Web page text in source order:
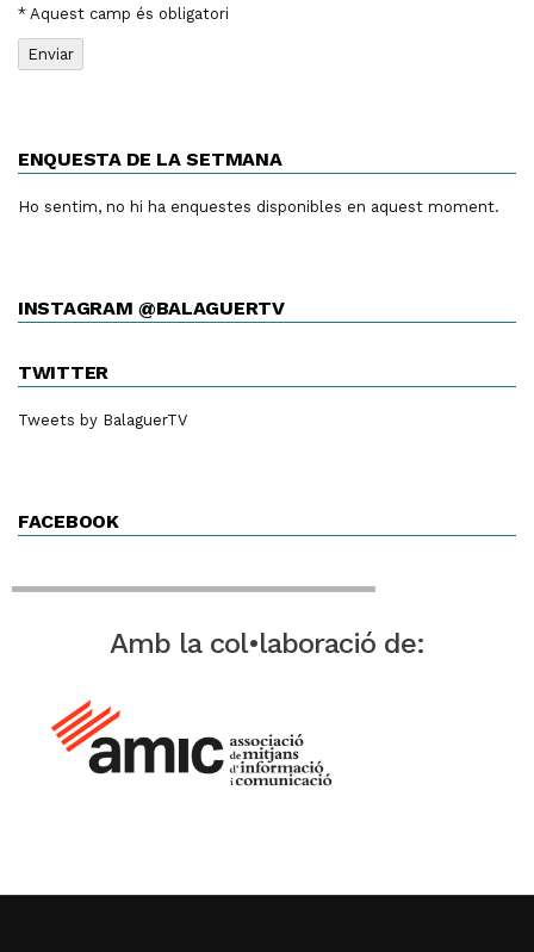
* Aquest camp és obligatori
ENQUESTA DE LA SETMANA
Ho sentim, no hi ha enquestes disponibles en aquest moment.
INSTAGRAM @BALAGUERTV
TWITTER
Tweets by BalaguerTV
FACEBOOK
Amb la col•laboració de: